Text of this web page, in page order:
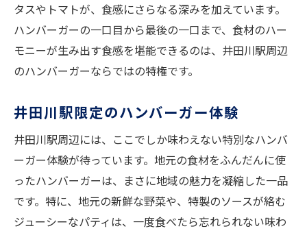
ハンバーガーの食感を楽しむためのポイン
ト
井田川駅で味わう食感のハーモニー
駅周辺のハンバーガー食感の魅力
食感が生む感動のハンバーガー体験
井田川駅の食感豊かなハンバーガー
食感を楽しむためのハンバーガー選び
特別な食感を求めるハンバーガー探訪
地元で人気のハンバーガーを巡る旅
タスやトマトが、食感にさらなる深みを加えています。
ハンバーガーの一口目から最後の一口まで、食材のハー
モニーが生み出す食感を堪能できるのは、井田川駅周辺
のハンバーガーならではの特権です。
井田川駅限定のハンバーガー体験
井田川駅周辺には、ここでしか味わえない特別なハンバ
ーガー体験が待っています。地元の食材をふんだんに使
ったハンバーガーは、まさに地域の魅力を凝縮した一品
です。特に、地元の新鮮な野菜や、特製のソースが絡む
ジューシーなパティは、一度食べたら忘れられない味わ